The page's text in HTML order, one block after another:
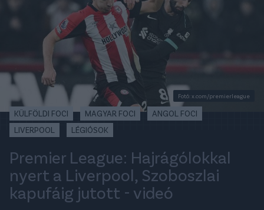
Fotó: x.com/premierleague
KÜLFÖLDI FOCI MAGYAR FOCI
ANGOL FOCI
LIVERPOOL
LÉGIÓSOK
Premier League: Hajrágólokkal
nyert a Liverpool, Szoboszlai
kapufáig jutott - videó